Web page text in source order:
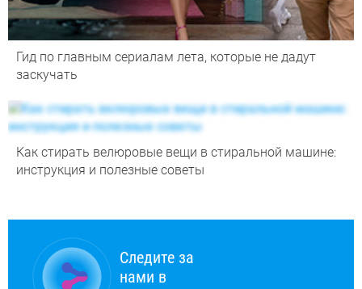
Гид по главным сериалам лета, которые не дадут
заскучать
Как стирать велюровые вещи в стиральной машине:
инструкция и полезные советы
Следите за
нами в